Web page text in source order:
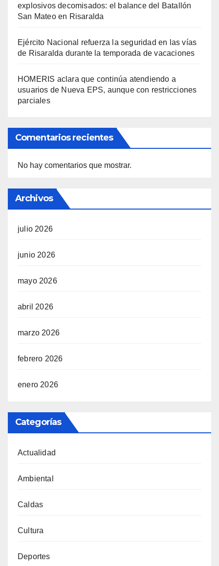
explosivos decomisados: el balance del Batallón
San Mateo en Risaralda
Ejército Nacional refuerza la seguridad en las vías
de Risaralda durante la temporada de vacaciones
HOMERIS aclara que continúa atendiendo a
usuarios de Nueva EPS, aunque con restricciones
parciales
Comentarios recientes
No hay comentarios que mostrar.
Archivos
julio 2026
junio 2026
mayo 2026
abril 2026
marzo 2026
febrero 2026
enero 2026
Categorías
Actualidad
Ambiental
Caldas
Cultura
Deportes